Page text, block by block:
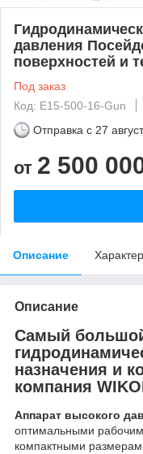
давления
поверхностей и
Под заказ
Код: E15-500-16-Gun
Отправка с 27
от 2 500
Описание
Описание
Самый
назначения и
компания
Аппарат высокого
оптимальными
компактными